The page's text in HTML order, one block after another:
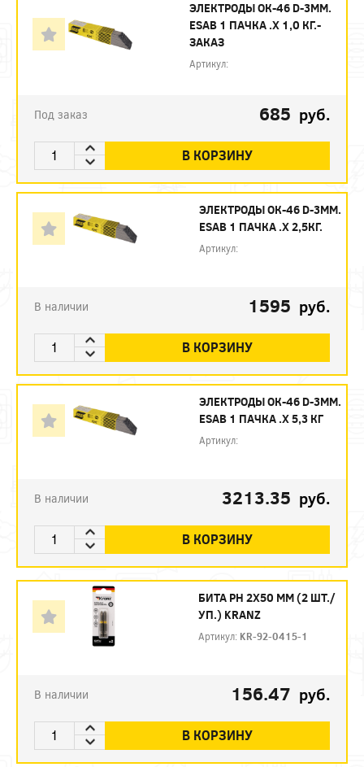
ЭЛЕКТРОДЫ ОК-46 D-3ММ.
ESAB 1 ПАЧКА .Х 1,0 КГ.-
ЗАКАЗ
Артикул:
Под заказ 685 руб.
В КОРЗИНУ
ЭЛЕКТРОДЫ ОК-46 D-3ММ.
ESAB 1 ПАЧКА .Х 2,5КГ.
Артикул:
В наличии 1595 руб.
В КОРЗИНУ
ЭЛЕКТРОДЫ ОК-46 D-3ММ.
ESAB 1 ПАЧКА .Х 5,3 КГ
Артикул:
В наличии 3213.35 руб.
В КОРЗИНУ
БИТА PH 2Х50 ММ (2 ШТ./
УП.) KRANZ
Артикул: KR-92-0415-1
В наличии 156.47 руб.
В КОРЗИНУ